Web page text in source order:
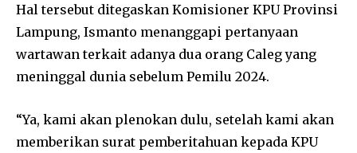
Hal tersebut ditegaskan Komisioner KPU Provinsi
Lampung, Ismanto menanggapi pertanyaan
wartawan terkait adanya dua orang Caleg yang
meninggal dunia sebelum Pemilu 2024.
“Ya, kami akan plenokan dulu, setelah kami akan
memberikan surat pemberitahuan kepada KPU